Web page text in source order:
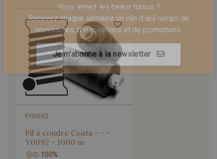
FY0092
Fil à coudre Coats - - -
Y0092 - 1000 m
100%
Pour vous, couture rime avec détente ?
Vous aimez les beaux tissus ?
Recevez chaque semaine un clin d’œil rempli de
nouveautés, d’inspirations et de promotions.
Je m'abonne à la newsletter